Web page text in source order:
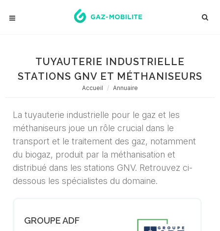
TUYAUTERIE INDUSTRIELLE
STATIONS GNV ET MÉTHANISEURS
Accueil Annuaire
La tuyauterie industrielle pour le gaz et les
méthaniseurs joue un rôle crucial dans le
transport et le traitement des gaz, notamment
du biogaz, produit par la méthanisation et
distribué dans les stations GNV. Retrouvez ci-
dessous les spécialistes du domaine.
GROUPE ADF